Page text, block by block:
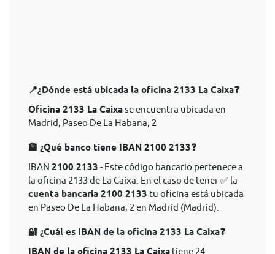
📍¿Dónde está ubicada la oficina 2133 La Caixa❓
Oficina 2133 La Caixase encuentra ubicada en
Madrid, Paseo De La Habana, 2
🏦 ¿Qué banco tiene IBAN 2100 2133❓
IBAN 2100 2133 - Este código bancario pertenece a
la oficina 2133 de La Caixa. En el caso de tener ✅ la
cuenta bancaria 2100 2133 tu oficina está ubicada
en Paseo De La Habana, 2 en Madrid (Madrid).
🔐 ¿Cuál es IBAN de la oficina 2133 La Caixa❓
IBAN de la oficina 2133 La Caixa tiene 24